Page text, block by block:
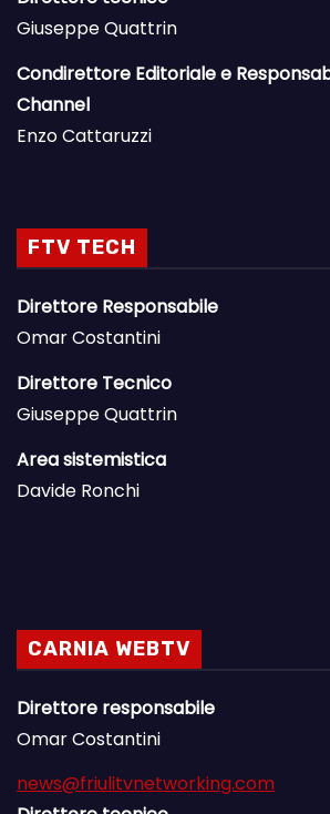
Giuseppe Quattrin
Condirettore Editoriale e
Channel
Enzo Cattaruzzi
FTV TECH
Direttore Responsabile
Omar Costantini
Direttore Tecnico
Giuseppe Quattrin
Area sistemistica
Davide Ronchi
CARNIA WEBTV
Direttore responsabile
Omar Costantini
news@friulitvnetworking.com